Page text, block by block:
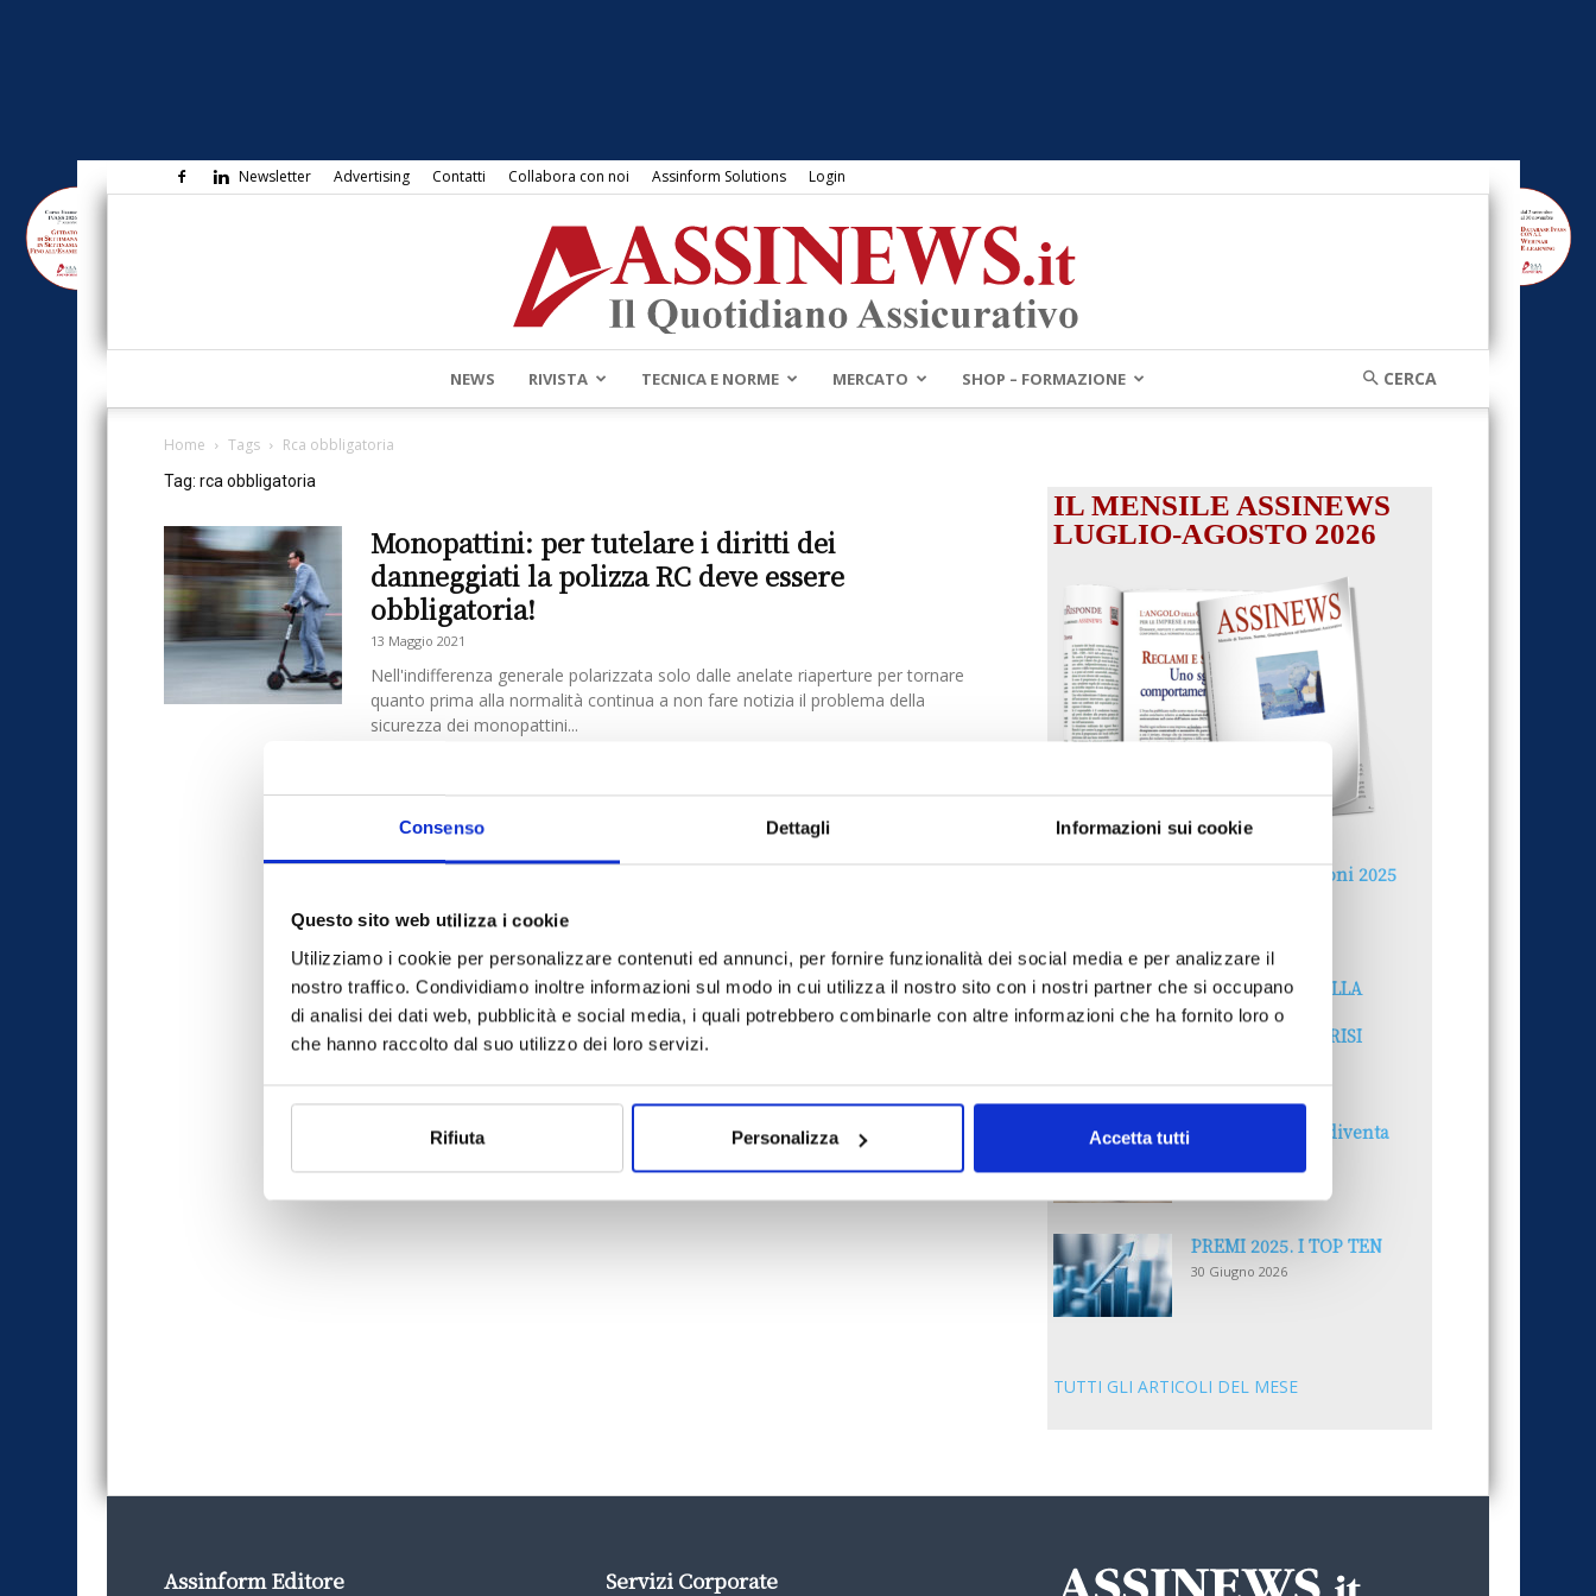
Consenso Dettagli Informazioni sui cookie
Questo sito web utilizza i cookie
Utilizziamo i cookie per personalizzare contenuti ed annunci, per fornire funzionalità dei social media e per analizzare il
nostro traffico. Condividiamo inoltre informazioni sul modo in cui utilizza il nostro sito con i nostri partner che si occupano
di analisi dei dati web, pubblicità e social media, i quali potrebbero combinarle con altre informazioni che ha fornito loro o
che hanno raccolto dal suo utilizzo dei loro servizi.
Rifiuta Personalizza Accetta tutti
Newsletter Advertising Contatti Collabora con noi Assinform Solutions Login
Assinews.it
NEWS RIVISTA TECNICA E NORME MERCATO SHOP – FORMAZIONE
Home Tags Rca obbligatoria
Tag: rca obbligatoria
Monopattini: per tutelare i diritti dei
danneggiati la polizza RC deve essere
obbligatoria!
13 Maggio 2021
Nell'indifferenza generale polarizzata solo dalle anelate riaperture per tornare
quanto prima alla normalità continua a non fare notizia il problema della
sicurezza dei monopattini...
IL MENSILE ASSINEWS
LUGLIO-AGOSTO 2026
Reclami e sanzioni 2025
LA GESTIONE DELLA
REPUTAZIONE.
RECENSIONI E CRISI
30 Giugno 2026
Il “Modulo CAI” diventa
PREMI 2025. I TOP TEN
30 Giugno 2026
TUTTI GLI ARTICOLI DEL MESE
Assinform Editore Servizi Corporate